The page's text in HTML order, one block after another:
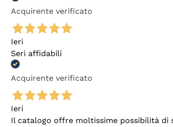
Acquirente verificato
Ieri
Seri affidabili
Acquirente verificato
Ieri
Il catalogo offre moltissime possibilità di